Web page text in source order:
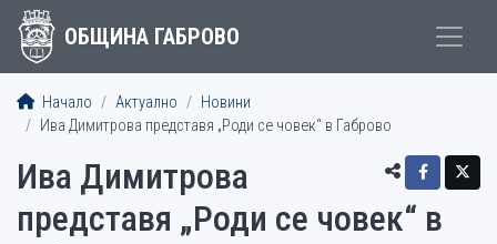
ОБЩИНА ГАБРОВО
Начало Актуално
Новини
Ива Димитрова представя „Роди се човек“ в Габрово
Ива Димитрова
представя „Роди се човек“ в